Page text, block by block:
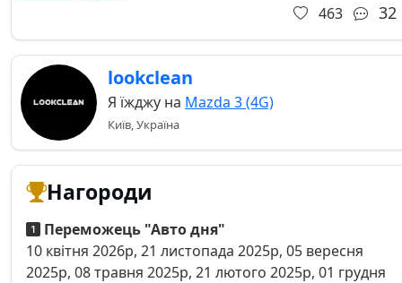
463 32
lookclean
Я їжджу на Mazda 3 (4G)
Київ, Україна
Нагороди
Переможець "Авто дня"
10 квітня 2026р, 21 листопада 2025р, 05 вересня
2025р, 08 травня 2025р, 21 лютого 2025р, 01 грудня